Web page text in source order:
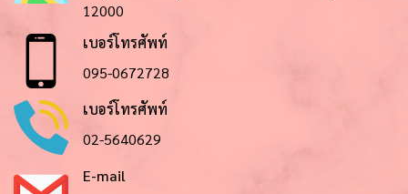
12000
เบอร์โทรศัพท์
095-0672728
เบอร์โทรศัพท์
02-5640629
E-mail